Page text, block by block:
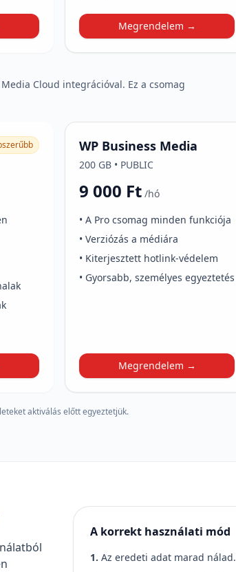
Megrendelem →
Cloud integrációval. Ez a csomag
WP Business Media
200 GB • PUBLIC
9 000 Ft /hó
• A Pro csomag minden funkciója
• Verziózás a médiára
• Kiterjesztett hotlink-védelem
• Gyorsabb, személyes egyeztetés
Megrendelem →
aktiválás előtt egyeztetjük.
A korrekt használati mód
1. Az eredeti adat marad nálad.